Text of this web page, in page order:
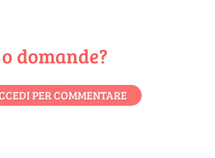
domande?
PER COMMENTARE